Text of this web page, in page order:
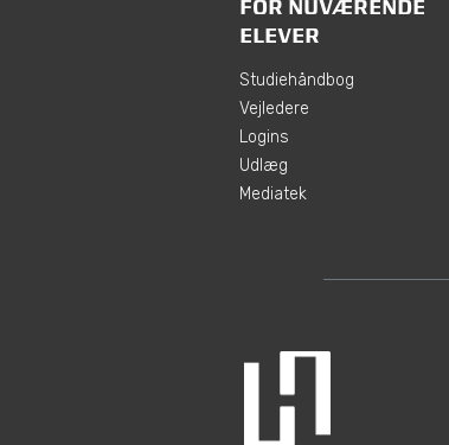
FOR NUVÆRENDE
ELEVER
Studiehåndbog
Vejledere
Logins
Udlæg
Mediatek